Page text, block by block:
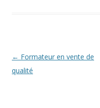
Navigation des articles
← Formateur en vente de
qualité